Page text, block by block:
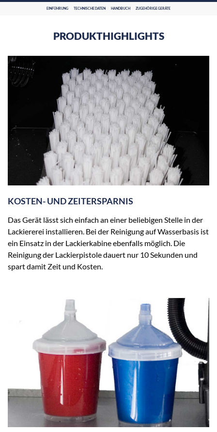
EINFÜHRUNG TECHNISCHE DATEN HANDBUCH ZUGEHÖRIGE GERÄTE
PRODUKTHIGHLIGHTS
KOSTEN- UND ZEITERSPARNIS
Das Gerät lässt sich einfach an einer beliebigen Stelle in der
Lackiererei installieren. Bei der Reinigung auf Wasserbasis ist
ein Einsatz in der Lackierkabine ebenfalls möglich. Die
Reinigung der Lackierpistole dauert nur 10 Sekunden und
spart damit Zeit und Kosten.